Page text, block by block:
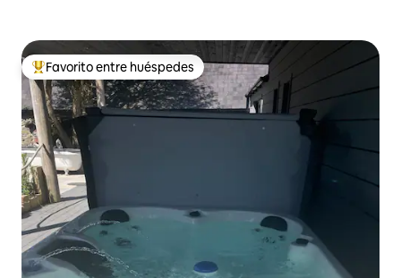
Favorito entre los huéspedes más destacados
Favorito entre huéspedes